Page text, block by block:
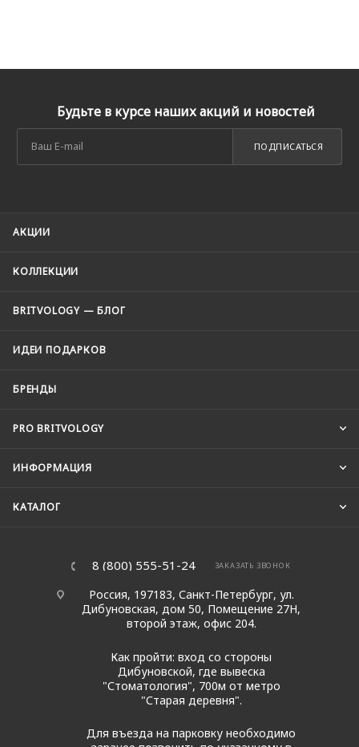
Будьте в курсе наших акций и новостей
ПОДПИСАТЬСЯ
АКЦИИ
КОЛЛЕКЦИИ
BRITVOLOGY — БЛОГ
ИДЕИ ПОДАРКОВ
БРЕНДЫ
PRO BRITVOLOGY
ИНФОРМАЦИЯ
КАТАЛОГ
8 (800) 555-51-24 ЗАКАЗАТЬ ЗВОНОК
Россия, 197183, Санкт-Петербург, ул.
Дибуновская, дом 50, Помещение 27Н,
второй этаж, офис 204.
Как пройти: вход со стороны
Дибуновской, где вывеска
"Стоматология", 700м от метро
"Старая деревня".
Для въезда на парковку необходимо